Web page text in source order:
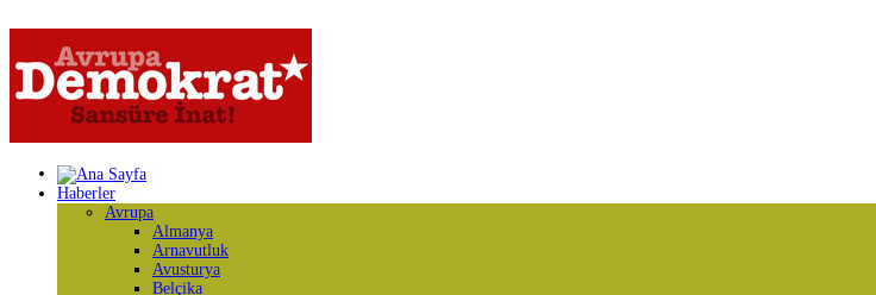
Haberler
Avrupa
Almanya
Arnavutluk
Avusturya
Belçika